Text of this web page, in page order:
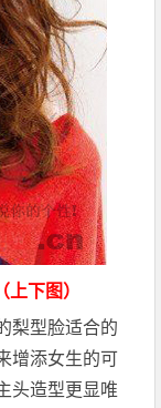
下图）
梨型脸适合的
增添女生的可
头造型更显唯